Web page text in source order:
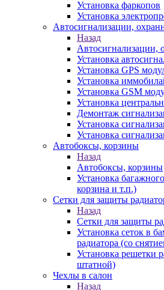
Установка фаркопов
Установка
Автосигнализации,
Назад
Автосигнализации,
Установка
Установка GPS
Установка
Установка GSM
Установка
Демонтаж
Установка
Установка
Автобоксы, корзины
Назад
Автобоксы, корзины
Установка
корзина и т.п.)
Сетки для защиты
Назад
Сетки для защиты
Установка сеток в
радиатора (со
Установка решетки
штатной)
Чехлы в салон
Назад